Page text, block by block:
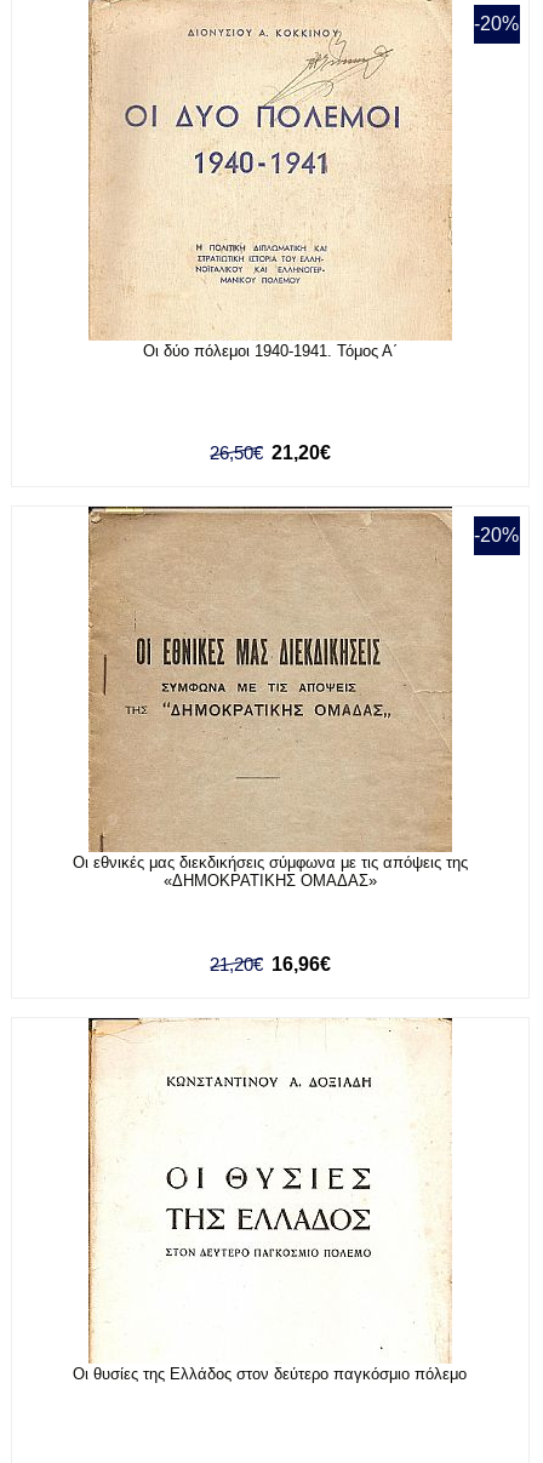
-20%
Οι δύο πόλεμοι 1940-1941. Τόμος Α΄
26,50€ 21,20€
-20%
Οι εθνικές μας διεκδικήσεις σύμφωνα με τις απόψεις της
«ΔΗΜΟΚΡΑΤΙΚΗΣ ΟΜΑΔΑΣ»
21,20€ 16,96€
Οι θυσίες της Ελλάδος στον δεύτερο παγκόσμιο πόλεμο